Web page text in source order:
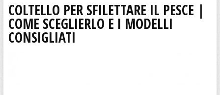
COLTELLO PER SFILETTARE IL PESCE |
COME SCEGLIERLO E I MODELLI
CONSIGLIATI